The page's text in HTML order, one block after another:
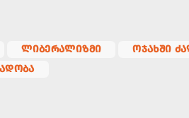
ᲚᲘᲑᲔᲠᲐᲚᲘᲖᲛᲘ
ᲝᲯᲐᲮᲨᲘ